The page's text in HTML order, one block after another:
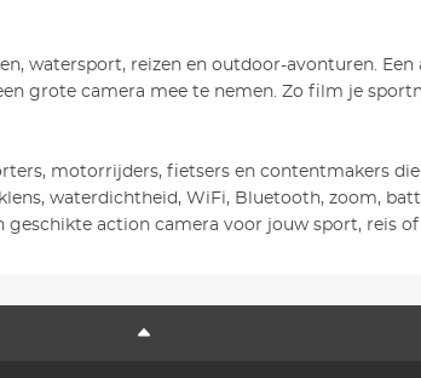
Reinigingsdoekjes
watersport, reizen en outdoor-avonturen.
grote camera mee te nemen. Zo film je
motorrijders, fietsers en contentmakers
waterdichtheid, WiFi, Bluetooth, zoom,
action camera voor jouw sport, reis of